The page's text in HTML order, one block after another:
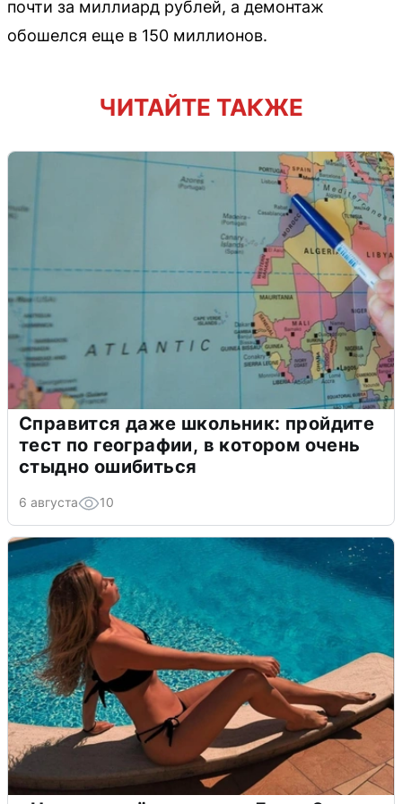
почти за миллиард рублей, а демонтаж
обошелся еще в 150 миллионов.
ЧИТАЙТЕ ТАКЖЕ
Справится даже школьник: пройдите
тест по географии, в котором очень
стыдно ошибиться
6 августа 10